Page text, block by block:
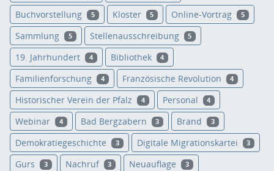
Buchvorstellung 5 Kloster 5 Online-Vortrag 5
Sammlung 5 Stellenausschreibung 5
19. Jahrhundert 4 Bibliothek 4
Familienforschung 4 Französische Revolution 4
Historischer Verein der Pfalz 4 Personal 4
Webinar 4 Bad Bergzabern 3 Brand 3
Demokratiegeschichte 3 Digitale Migrationskartei 3
Gurs 3 Nachruf 3 Neuauflage 3